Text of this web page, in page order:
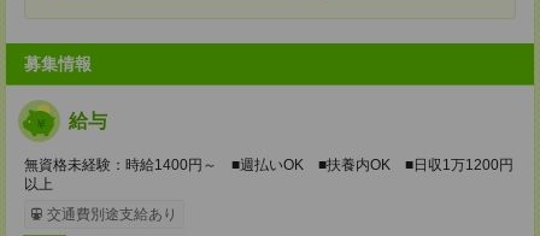
募集情報
給与
無資格未経験：時給1400円～ ■週払いOK ■扶養内OK ■日収1万1200円
以上
交通費別途支給あり